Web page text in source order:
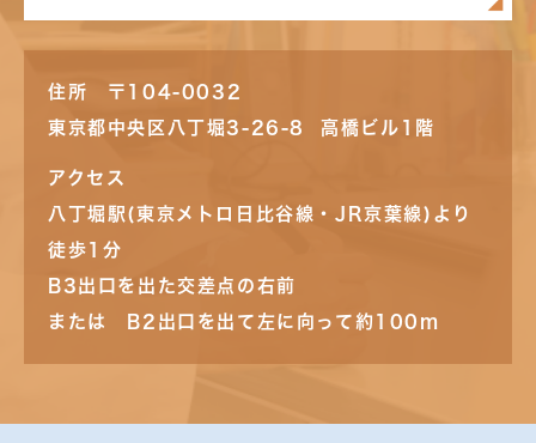
住所 〒104-0032
東京都中央区八丁堀3-26-8 高橋ビル1階
アクセス
八丁堀駅(東京メトロ日比谷線・JR京葉線)より
徒歩1分
B3出口を出た交差点の右前
または B2出口を出て左に向って約100m